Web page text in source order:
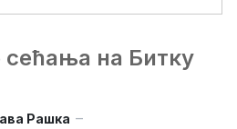
на Битку
Рашка